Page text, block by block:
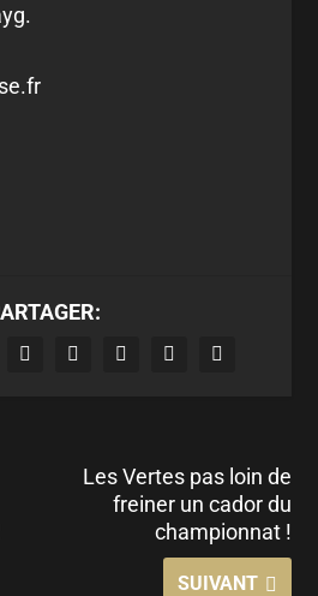
Les Vertes pas loin de
freiner un cador du
championnat !
SUIVANT